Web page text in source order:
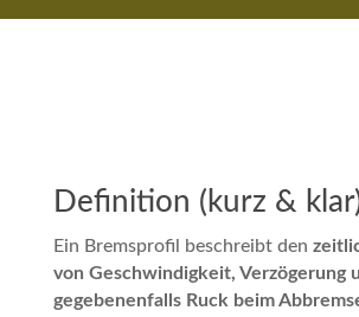
Definition (kurz &
Ein Bremsprofil beschreibt den
von Geschwindigkeit, Verzögerung
gegebenenfalls Ruck beim